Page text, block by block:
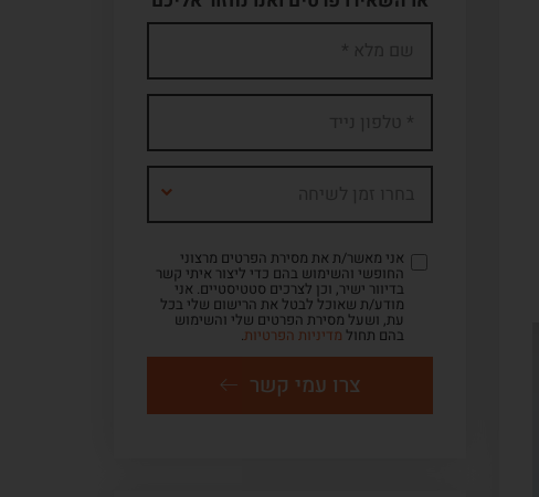
אני מאשר/ת את מסירת הפרטים מרצוני
החופשי והשימוש בהם כדי ליצור איתי קשר
בדיוור ישיר, וכן לצרכים סטטיסטיים. אני
מודע/ת שאוכל לבטל את הרישום שלי בכל
עת, ושעל מסירת הפרטים שלי והשימוש
בהם תחול מדיניות הפרטיות.
צרו עמי קשר